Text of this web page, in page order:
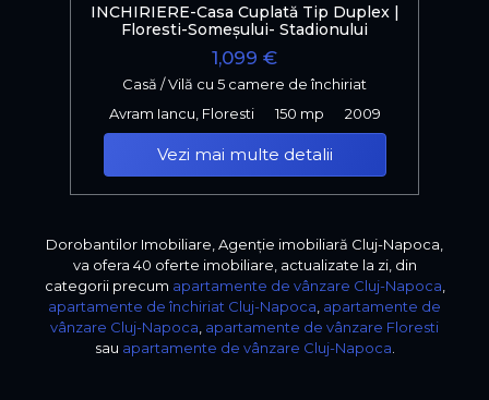
INCHIRIERE-Casa Cuplată Tip Duplex |
Floresti-Someșului- Stadionului
1,099 €
Casă / Vilă cu 5 camere de închiriat
Avram Iancu, Floresti
150 mp 2009
Vezi mai multe detalii
Dorobantilor Imobiliare, Agenție imobiliară Cluj-Napoca,
va ofera 40 oferte imobiliare, actualizate la zi, din
categorii precum apartamente de vânzare Cluj-Napoca
apartamente de închiriat Cluj-Napoca apartamente de
vânzare Cluj-Napoca apartamente de vânzare Floresti
sau apartamente de vânzare Cluj-Napoca